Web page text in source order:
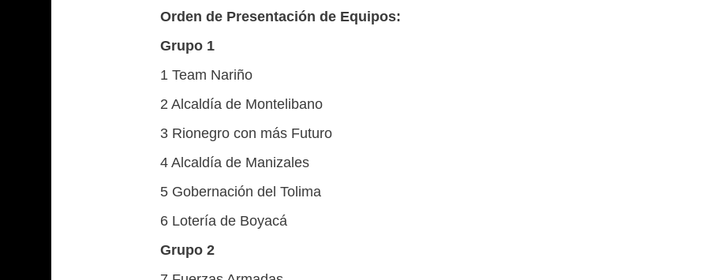
Orden de Presentación de Equipos:
Grupo 1
1 Team Nariño
2 Alcaldía de Montelibano
3 Rionegro con más Futuro
4 Alcaldía de Manizales
5 Gobernación del Tolima
6 Lotería de Boyacá
Grupo 2